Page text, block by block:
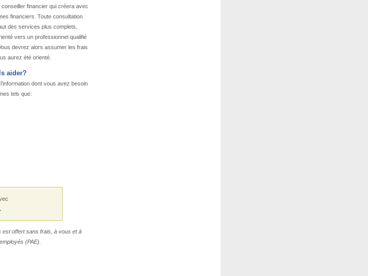
financier qui créera avec
financiers. Toute consultation
des services plus complets,
vers un professionnel qualifié
devrez alors assumer les frais
aurez été orienté.
aider?
dont vous avez besoin
tels que:
.
est offert sans frais, à vous et à
(PAE).